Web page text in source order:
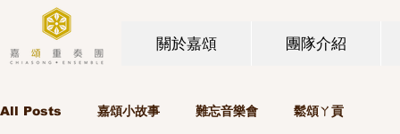
關於嘉頌 團隊介紹
All Posts 嘉頌小故事 難忘音樂會 鬆頌ㄚ貢